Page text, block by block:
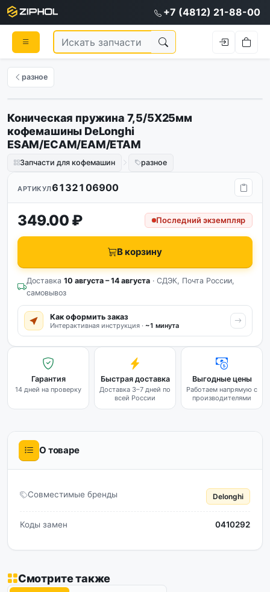
+7 (4812) 21-88-00
разное
Коническая пружина 7,5/5Х25мм
кофемашины DeLonghi
ESAM/ECAM/EAM/ETAM
Запчасти для кофемашин разное
АРТИКУЛ6132106900
349.00 ₽ Последний экземпляр
В корзину
Доставка 10 августа – 14 августа · СДЭК, Почта России,
самовывоз
Как оформить заказ
Интерактивная инструкция · ~1 минута
Гарантия
14 дней на проверку
Быстрая доставка
Доставка 3–7 дней по
всей России
Выгодные цены
Работаем напрямую с
производителями
О товаре
Совместимые бренды Delonghi
Коды замен 0410292
Смотрите также